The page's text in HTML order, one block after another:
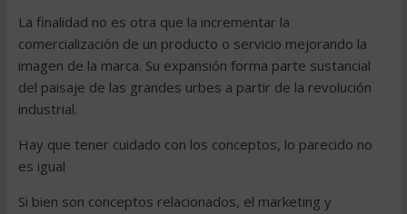
La finalidad no es otra que la incrementar la
comercialización de un producto o servicio mejorando la
imagen de la marca. Su expansión forma parte sustancial
del paisaje de las grandes urbes a partir de la revolución
industrial.
Hay que tener cuidado con los conceptos, lo parecido no
es igual
Si bien son conceptos relacionados, el marketing y